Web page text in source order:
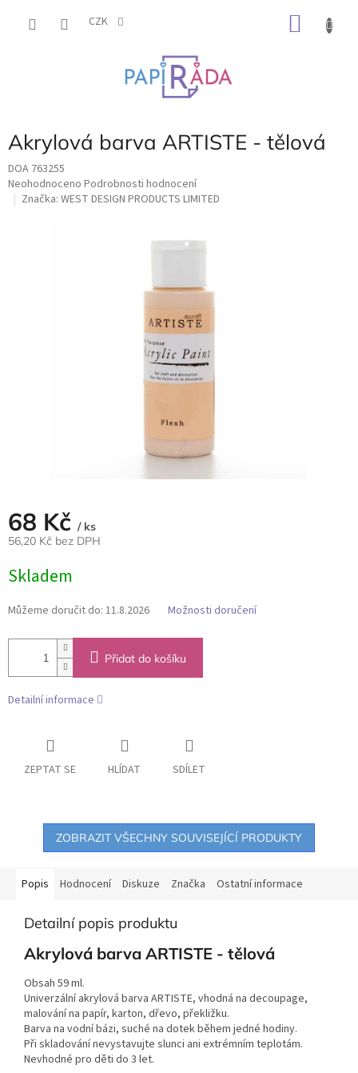
CZK
Akrylová barva ARTISTE - tělová
DOA 763255
Průměrné
hodnocení
Neohodnoceno Podrobnosti hodnocení
Značka: WEST DESIGN PRODUCTS LIMITED
68 Kč / ks
56,20 Kč bez DPH
cena:
Skladem
Můžeme doručit do: 11.8.2026 Možnosti doručení
Přidat do košíku
Detailní informace
ZEPTAT SE HLÍDAT SDÍLET
ZOBRAZIT VŠECHNY SOUVISEJÍCÍ PRODUKTY
Popis Hodnocení Diskuze Značka Ostatní informace
Detailní popis produktu
Akrylová barva ARTISTE - tělová
Obsah 59 ml.
Univerzální akrylová barva ARTISTE, vhodná na decoupage,
malování na papír, karton, dřevo, překližku.
Barva na vodní bázi, suché na dotek během jedné hodiny.
Při skladování nevystavujte slunci ani extrémním teplotám.
Nevhodné pro děti do 3 let.